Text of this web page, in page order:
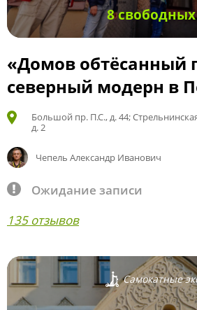
8
«Домов обтёсанный
северный модерн в
Большой пр. П.С., д. 44;
д. 2
Чепель Александр Иванович
Ожидание записи
135 отзывов
Самокатные